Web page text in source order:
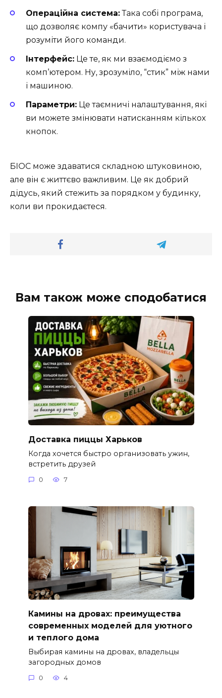
Операційна система:Така собі програма,
що дозволяє компу «бачити» користувача і
розуміти його команди.
Інтерфейс: Це те, як ми взаємодіємо з
комп’ютером. Ну, зрозуміло, “стик” між нами
і машиною.
Параметри: Це таємничі налаштування, які
ви можете змінювати натисканням кількох
кнопок.
БІОС може здаватися складною штуковиною,
але він є життєво важливим. Це як добрий
дідусь, який стежить за порядком у будинку,
коли ви прокидаєтеся.
Вам також може сподобатися
Доставка пиццы Харьков
Когда хочется быстро организовать ужин,
встретить друзей
0 7
Камины на дровах: преимущества
современных моделей для уютного
и теплого дома
Выбирая камины на дровах, владельцы
загородных домов
0 4